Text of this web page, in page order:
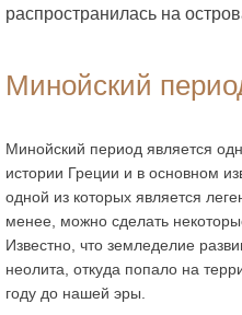
распространилась на
Минойский
Минойский период является
истории Греции и в основном
одной из которых является
менее, можно сделать
Известно, что земледелие
неолита, откуда попало на
году до нашей эры.